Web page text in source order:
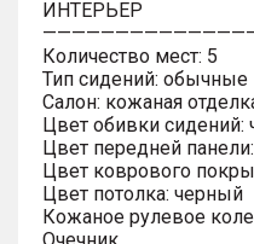
ИНТЕРЬЕР
Количество мест: 5
Тип сидений: обычные
Салон: кожаная
Цвет обивки сидений:
Цвет передней
Цвет коврового
Цвет потолка: черный
Кожаное рулевое
Очечник